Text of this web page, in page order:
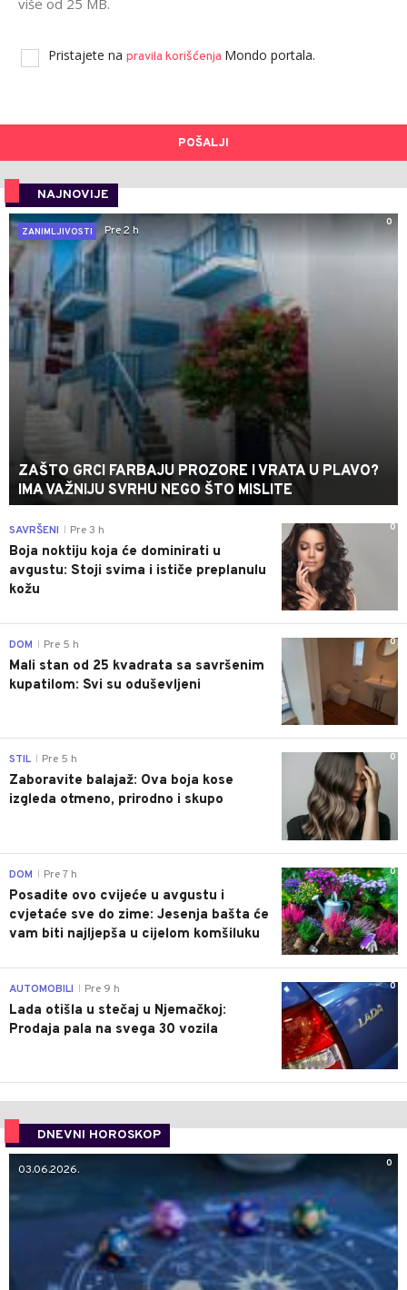
Pristajete na pravila korišćenja Mondo portala.
POŠALJI
NAJNOVIJE
0
ZANIMLJIVOSTI
Pre 2 h
ZAŠTO GRCI FARBAJU PROZORE I VRATA U PLAVO?
IMA VAŽNIJU SVRHU NEGO ŠTO MISLITE
0
SAVRŠENI Pre 3 h
Boja noktiju koja će dominirati u
avgustu: Stoji svima i ističe preplanulu
kožu
0
DOM Pre 5 h
Mali stan od 25 kvadrata sa savršenim
kupatilom: Svi su oduševljeni
0
STIL Pre 5 h
Zaboravite balajaž: Ova boja kose
izgleda otmeno, prirodno i skupo
0
DOM Pre 7 h
Posadite ovo cvijeće u avgustu i
cvjetaće sve do zime: Jesenja bašta će
vam biti najljepša u cijelom komšiluku
0
AUTOMOBILI Pre 9 h
Lada otišla u stečaj u Njemačkoj:
Prodaja pala na svega 30 vozila
DNEVNI HOROSKOP
0
03.06.2026.